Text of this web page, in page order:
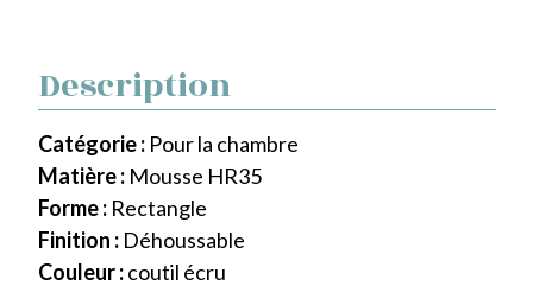
Description
Catégorie : Pour la chambre
Matière : Mousse HR35
Forme : Rectangle
Finition : Déhoussable
Couleur :coutil écru